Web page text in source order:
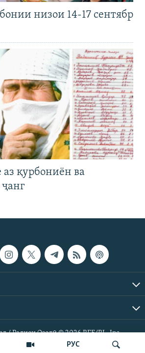
РУС
низои 14-17 сентябр
қурбониён ва
/ Радиои Озодӣ © 2026 RFE/RL. Inc.